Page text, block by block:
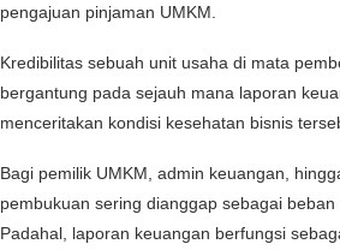
pengajuan pinjaman UMKM.
Kredibilitas sebuah unit usaha di mata
bergantung pada sejauh mana laporan
menceritakan kondisi kesehatan bisnis
Bagi pemilik UMKM, admin keuangan,
pembukuan sering dianggap sebagai
Padahal, laporan keuangan berfungsi